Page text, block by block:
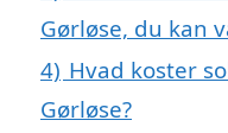
Gørløse, du kan
4) Hvad koster
Gørløse?